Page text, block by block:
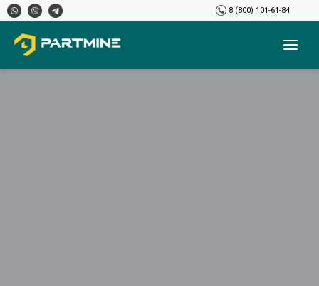
8 (800) 101-61-84